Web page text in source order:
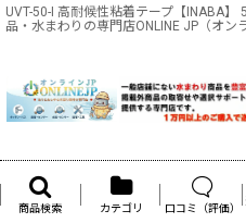
UVT-50-I 高耐候性粘着テープ【
品・水まわりの専門店ONLINE JP（オン
商品検索 カテゴリ 口コミ（評価）